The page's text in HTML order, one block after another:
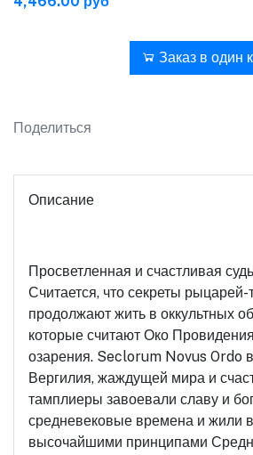
Заказ в один
Поделиться
Описание
Просветленная и счастливая
Считается, что секреты
продолжают жить в оккультных
которые считают Око
озарения. Seclorum Novus Ordo
Вергилия, жаждущей мира и
тамплиеры завоевали славу и
средневековые времена и жили в
высочайшими принципами